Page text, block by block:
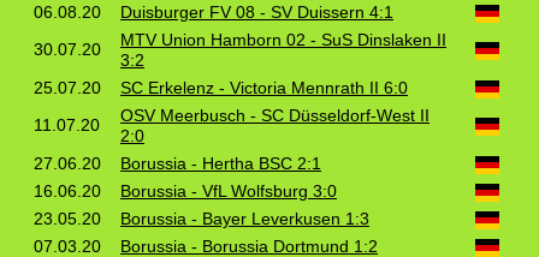
06.08.20
Duisburger FV 08 - SV Duissern 4:1
30.07.20
MTV Union Hamborn 02 - SuS Dinslaken II
3:2
25.07.20
SC Erkelenz - Victoria Mennrath II 6:0
11.07.20
OSV Meerbusch - SC Düsseldorf‑West II
2:0
27.06.20
Borussia - Hertha BSC 2:1
16.06.20
Borussia - VfL Wolfsburg 3:0
23.05.20
Borussia - Bayer Leverkusen 1:3
07.03.20
Borussia - Borussia Dortmund 1:2